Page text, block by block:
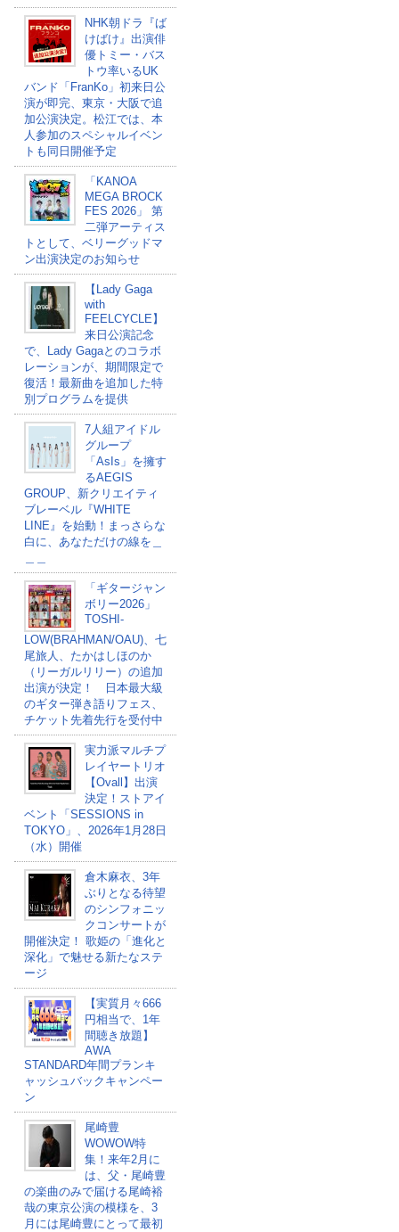
NHK朝ドラ『ば
けばけ』出演俳
優トミー・バス
トウ率いるUK
バンド「FranKo」初来日公
演が即完、東京・大阪で追
加公演決定。松江では、本
人参加のスペシャルイベン
トも同日開催予定
「KANOA
MEGA BROCK
FES 2026」 第
二弾アーティス
トとして、ベリーグッドマ
ン出演決定のお知らせ
【Lady Gaga
with
FEELCYCLE】
来日公演記念
で、Lady Gagaとのコラボ
レーションが、期間限定で
復活！最新曲を追加した特
別プログラムを提供
7人組アイドル
グループ
「AsIs」を擁す
るAEGIS
GROUP、新クリエイティ
ブレーベル『WHITE
LINE』を始動！まっさらな
白に、あなただけの線を＿
「ギタージャン
ボリー2026」
TOSHI-
LOW(BRAHMAN/OAU)、七
尾旅人、たかはしほのか
（リーガルリリー）の追加
出演が決定！ 日本最大級
のギター弾き語りフェス、
チケット先着先行を受付中
実力派マルチプ
レイヤートリオ
【Ovall】出演
決定！ストアイ
ベント「SESSIONS in
TOKYO」、2026年1月28日
（水）開催
倉木麻衣、3年
ぶりとなる待望
のシンフォニッ
クコンサートが
開催決定！ 歌姫の「進化と
深化」で魅せる新たなステ
ージ
【実質月々666
円相当で、1年
間聴き放題】
AWA
STANDARD年間プランキ
ャッシュバックキャンペー
ン
尾崎豊
WOWOW特
集！来年2月に
は、父・尾崎豊
の楽曲のみで届ける尾崎裕
哉の東京公演の模様を、3
月には尾崎豊にとって最初